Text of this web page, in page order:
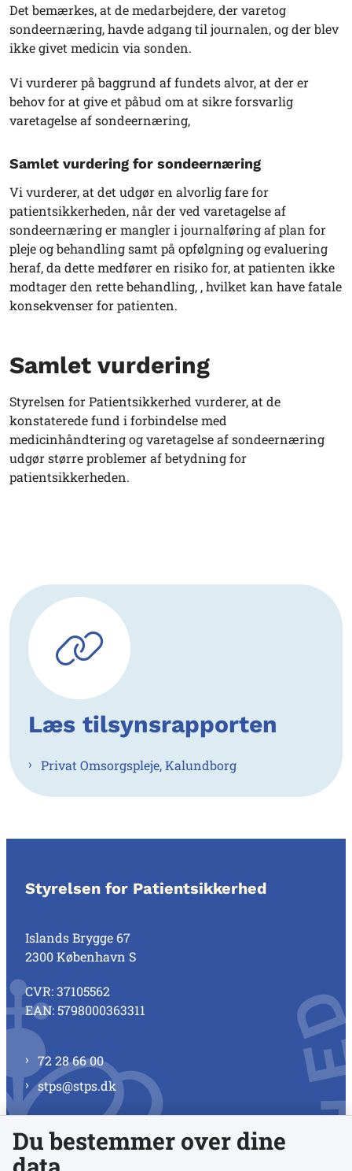
Det bemærkes, at de medarbejdere, der varetog
sondeernæring, havde adgang til journalen, og der blev
ikke givet medicin via sonden.
Vi vurderer på baggrund af fundets alvor, at der er
behov for at give et påbud om at sikre forsvarlig
varetagelse af sondeernæring,
Samlet vurdering for sondeernæring
Vi vurderer, at det udgør en alvorlig fare for
patientsikkerheden, når der ved varetagelse af
sondeernæring er mangler i journalføring af plan for
pleje og behandling samt på opfølgning og evaluering
heraf, da dette medfører en risiko for, at patienten ikke
modtager den rette behandling, , hvilket kan have fatale
konsekvenser for patienten.
Samlet vurdering
Styrelsen for Patientsikkerhed vurderer, at de
konstaterede fund i forbindelse med
medicinhåndtering og varetagelse af sondeernæring
udgør større problemer af betydning for
patientsikkerheden.
Læs tilsynsrapporten
Privat Omsorgspleje, Kalundborg
Styrelsen for Patientsikkerhed
Islands Brygge 67
2300 København S
CVR: 37105562
EAN: 5798000363311
72 28 66 00
stps@stps.dk
Se alle kontaktnumre
Du bestemmer over dine